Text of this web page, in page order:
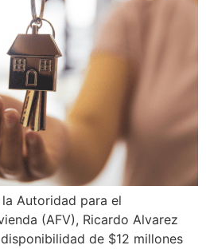
Autoridad para el
(AFV), Ricardo Alvarez
de $12 millones